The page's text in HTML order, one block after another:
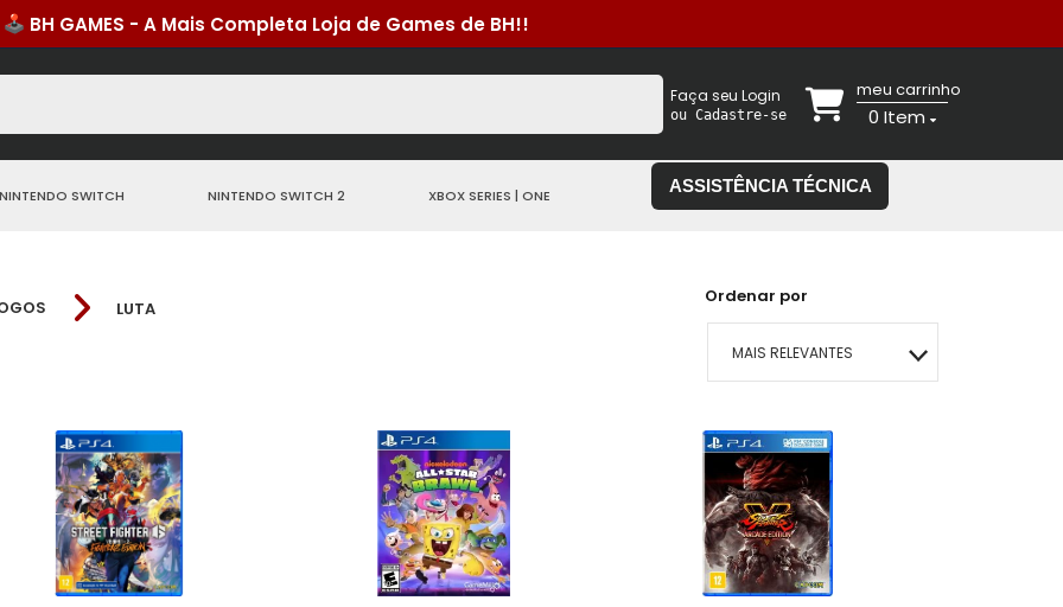
Faça seu Login
ou Cadastre-se
meu carrinho
0 Item
NINTENDO SWITCH NINTENDO SWITCH 2 XBOX SERIES | ONE ASSISTÊNCIA TÉCNICA
LUTA
Ordenar por
MAIS RELEVANTES
MENOR PREÇO
MAIOR PREÇO
A - Z